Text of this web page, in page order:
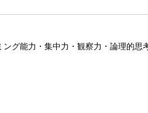
グ能力・集中力・観察力・論理的思